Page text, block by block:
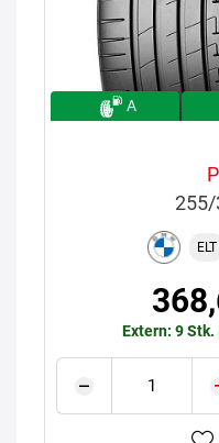
A
255/
ELT
Extern: 9